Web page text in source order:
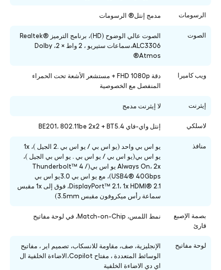
الرسومات مدمج إنتل® الرسومات
الصوت
الصوت عالي الوضوح (HD)، برنامج الترميز Realtek®
ALC3306،سماعات ستيريو ، 2 واط × 2، Dolby
Atmos®
ويب كاميرا
دقة FHD 1080p + مستشعر الأشعة تحت الحمراء
المنفصل مع الخصوصية
إيثرنت لا إيثرنت مدمج
لاسلكي إنتل واي-فاي BE201، 802.11be 2x2 + BT5.4
منافذ
يو اس بي واحد (يو اس بي / يو اس بي .2 الجيل )، 1x
يو اس بي(يو اس بي / يو اس بي . يو اس بي الجيل )،
Always On، 2x يو اس بي(Thunderbolt™ 4 /
USB4® 40Gbps)، مع يو اس بي 3.0يو اس بي
DisplayPort™ 2.1، 1x HDMI® 2.1، فوق إلى 1x مقبس
سماعة رأس ميكروفون مقبس 3.5mm)
بصمة الإصبع
قارئ
نمط اللمس، Match-on-Chip، في لوحة مفاتيح
لوحة مفاتيح الإنجليزية، صف، مقاومة للانسكاب، تصميم اير ، مفاتيح
الوسائط المتعددة ، مفتاح Copilot
،الاضاءة الخلفية ال
اي دي الاضاءة الخلفية